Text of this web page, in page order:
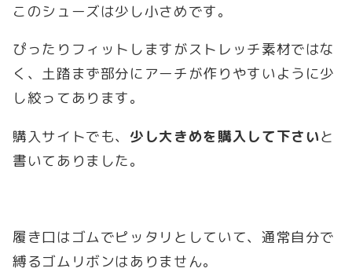
このシューズは少し小さめです。
ぴったりフィットしますがストレッチ素材ではな
く、土踏まず部分にアーチが作りやすいように少
し絞ってあります。
購入サイトでも、 少し大きめを購入して下さいと
書いてありました。
履き口はゴムでピッタリとしていて、通常自分で
縛るゴムリボンはありません。